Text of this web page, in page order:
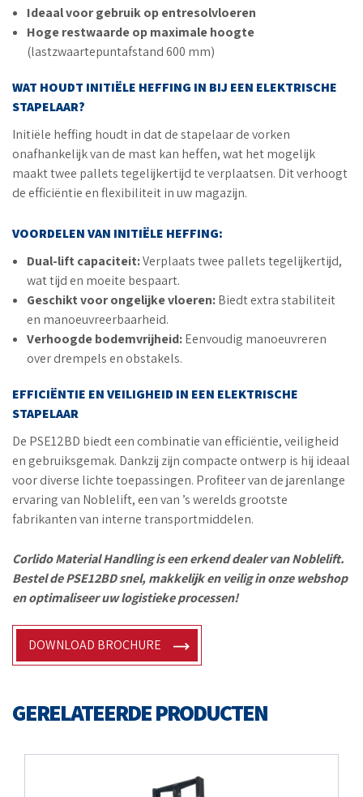
Ideaal voor gebruik op entresolvloeren
Hoge restwaarde op maximale hoogte
(lastzwaartepuntafstand 600 mm)
WAT HOUDT INITIËLE HEFFING IN BIJ EEN ELEKTRISCHE
STAPELAAR?
Initiële heffing houdt in dat de stapelaar de vorken
onafhankelijk van de mast kan heffen, wat het mogelijk
maakt twee pallets tegelijkertijd te verplaatsen. Dit verhoogt
de efficiëntie en flexibiliteit in uw magazijn.
VOORDELEN VAN INITIËLE HEFFING:
Dual-lift capaciteit:Verplaats twee pallets tegelijkertijd,
wat tijd en moeite bespaart.
Geschikt voor ongelijke vloeren:Biedt extra stabiliteit
en manoeuvreerbaarheid.
Verhoogde bodemvrijheid:Eenvoudig manoeuvreren
over drempels en obstakels.
EFFICIËNTIE EN VEILIGHEID IN EEN ELEKTRISCHE
STAPELAAR
De PSE12BD biedt een combinatie van efficiëntie, veiligheid
en gebruiksgemak. Dankzij zijn compacte ontwerp is hij ideaal
voor diverse lichte toepassingen. Profiteer van de jarenlange
ervaring van Noblelift, een van ’s werelds grootste
fabrikanten van interne transportmiddelen.
Corlido Material Handling is een erkend dealer van Noblelift.
Bestel de PSE12BD snel, makkelijk en veilig in onze webshop
en optimaliseer uw logistieke processen!
DOWNLOAD BROCHURE
GERELATEERDE PRODUCTEN